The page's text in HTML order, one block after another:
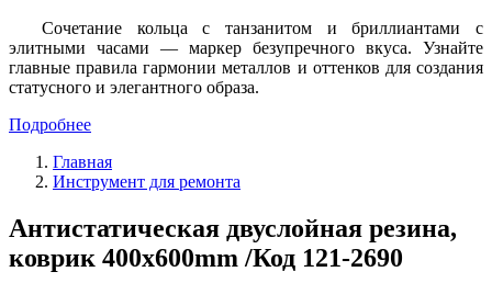
Сочетание кольца с танзанитом и бриллиантами с
элитными часами — маркер безупречного вкуса. Узнайте
главные правила гармонии металлов и оттенков для создания
статусного и элегантного образа.
Подробнее
Главная
Инструмент для ремонта
Антистатическая двуслойная резина,
коврик 400х600mm /Код 121-2690